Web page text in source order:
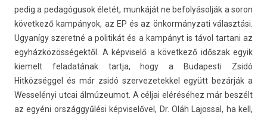
pedig a pedagógusok életét, munkáját ne be­folyásol­ják a soron
követ­kező kampányok, az EP és az önkor­mányzati választási.
Ugyanígy szeretné a politikát és a kampányt is távol tar­tani az
egyházközösségektől. A kép­viselő a követ­kező időszak egyik
kiemelt feladatának tartja, hogy a Budapes­ti Zsidó
Hitközséggel és már zsidó szer­vezetek­kel együtt bezárják a
Wes­selényi utcai álmúzeumot. A céljai eléréséhez már beszélt
az egyéni országgyűlési kép­viselővel, Dr. Oláh Lajoss­al, ha kell,